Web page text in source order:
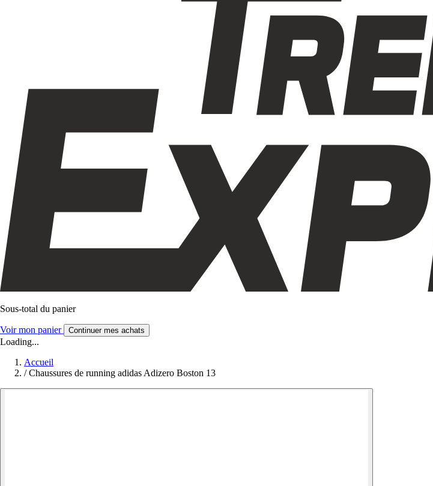
Sous-total du panier
Voir mon panier Continuer mes achats
Loading...
Accueil
/ Chaussures de running adidas Adizero Boston 13